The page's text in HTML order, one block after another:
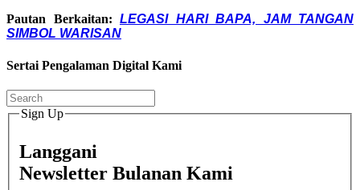
Pautan Berkaitan: LEGASI HARI BAPA, JAM TANGAN
SIMBOL WARISAN
Sertai Pengalaman Digital Kami
Sign Up
Langgani
Newsletter Bulanan Kami